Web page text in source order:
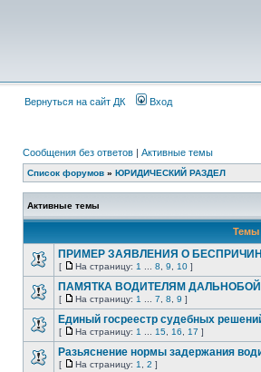
Вернуться на сайт ДК Вход
Сообщения без ответов | Активные темы
Список форумов » ЮРИДИЧЕСКИЙ РАЗДЕЛ
Активные темы
Темы
ПРИМЕР ЗАЯВЛЕНИЯ О
[ На страницу: 1 8 9 10 ]
ПАМЯТКА ВОДИТЕЛЯМ
[ На страницу: 1 7 8 9 ]
Единый госреестр судебных
[ На страницу: 1 15 16 17 ]
Разьяснение нормы задержания
[ На страницу: 1 2 ]